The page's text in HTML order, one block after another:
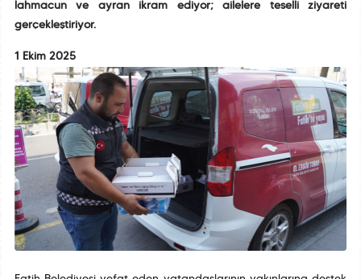
lahmacun ve ayran ikram ediyor; ailelere teselli ziyareti
gerçekleştiriyor.
1 Ekim 2025